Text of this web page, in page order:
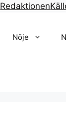
Redaktionen
Nöje